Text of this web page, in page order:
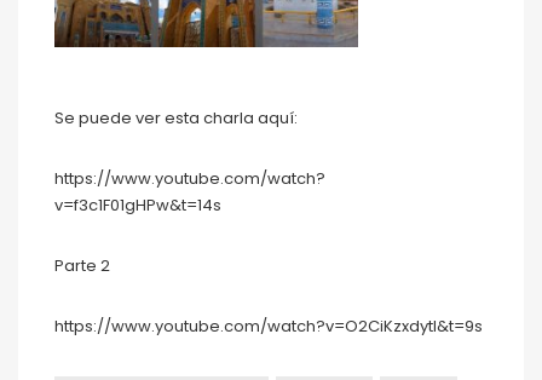
Se puede ver esta charla aquí:
https://www.youtube.com/watch?
v=f3c1F01gHPw&t=14s
Parte 2
https://www.youtube.com/watch?v=O2CiKzxdytI&t=9s